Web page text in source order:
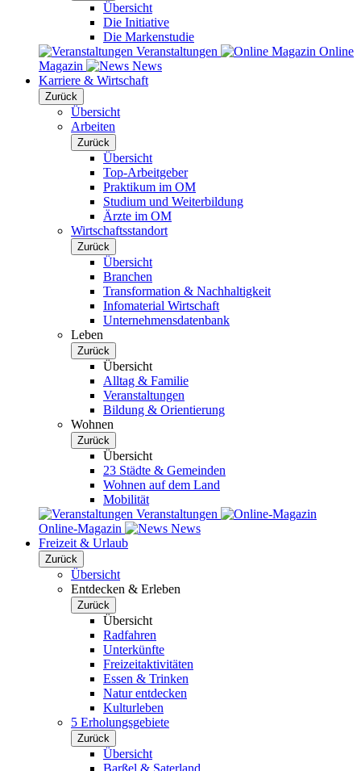
Übersicht
Die Initiative
Die Markenstudie
Veranstaltungen
Online
Magazin
News
Karriere & Wirtschaft
Zurück
Übersicht
Arbeiten
Zurück
Übersicht
Top-Arbeitgeber
Praktikum im OM
Studium und Weiterbildung
Ärzte im OM
Wirtschaftsstandort
Zurück
Übersicht
Branchen
Transformation & Nachhaltigkeit
Infomaterial Wirtschaft
Unternehmensdatenbank
Leben
Zurück
Übersicht
Alltag & Familie
Veranstaltungen
Bildung & Orientierung
Wohnen
Zurück
Übersicht
23 Städte & Gemeinden
Wohnen auf dem Land
Mobilität
Veranstaltungen
Online-Magazin
News
Freizeit & Urlaub
Zurück
Übersicht
Entdecken & Erleben
Zurück
Übersicht
Radfahren
Unterkünfte
Freizeitaktivitäten
Essen & Trinken
Natur entdecken
Kulturleben
5 Erholungsgebiete
Zurück
Übersicht
Barßel & Saterland